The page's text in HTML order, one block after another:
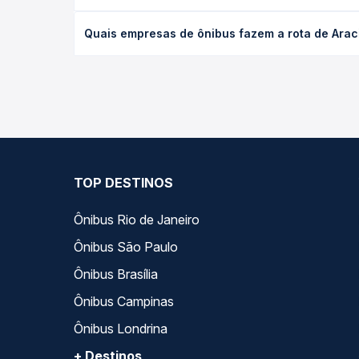
de poltrona e a antecedência da compra. Na
Quais empresas de ônibus fazem a rota de
TOP DESTINOS
Ônibus Rio de Janeiro
Ônibus São Paulo
Ônibus Brasília
Ônibus Campinas
Ônibus Londrina
+ Destinos